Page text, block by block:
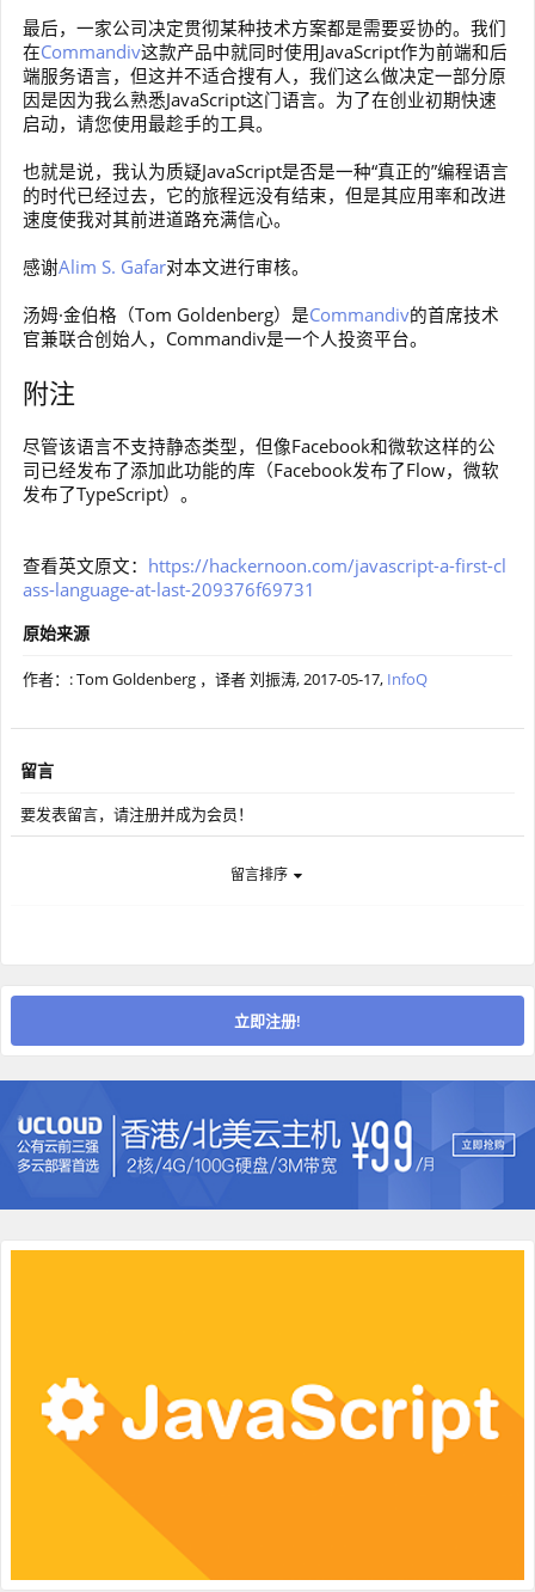
最后，一家公司决定贯彻某种技术方案都是需要妥协的。我们
在Commandiv这款产品中就同时使用JavaScript作为前端和后
端服务语言，但这并不适合搜有人，我们这么做决定一部分原
因是因为我么熟悉JavaScript这门语言。为了在创业初期快速
启动，请您使用最趁手的工具。
也就是说，我认为质疑JavaScript是否是一种“真正的”编程语言
的时代已经过去，它的旅程远没有结束，但是其应用率和改进
速度使我对其前进道路充满信心。
感谢Alim S. Gafar对本文进行审核。
汤姆·金伯格（Tom Goldenberg）是Commandiv的首席技术
官兼联合创始人，Commandiv是一个人投资平台。
附注
尽管该语言不支持静态类型，但像Facebook和微软这样的公
司已经发布了添加此功能的库（Facebook发布了Flow，微软
发布了TypeScript）。
查看英文原文： https://hackernoon.com/javascript-a-first-cl
ass-language-at-last-209376f69731
原始来源
作者：: Tom Goldenberg ，译者 刘振涛,2017-05-17, InfoQ
留言
要发表留言，请注册并成为会员！
留言排序
立即注册!